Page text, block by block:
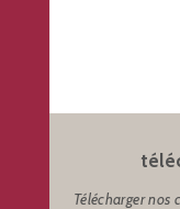
Télécharger nos